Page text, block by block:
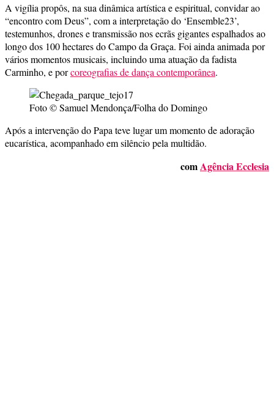
A vigília propôs, na sua dinâmica artística e espiritual, convidar ao
“encontro com Deus”, com a interpretação do ‘Ensemble23’,
testemunhos, drones e transmissão nos ecrãs gigantes espalhados ao
longo dos 100 hectares do Campo da Graça. Foi ainda animada por
vários momentos musicais, incluindo uma atuação da fadista
Carminho, e porcoreografias de dança contemporânea.
Foto © Samuel Mendonça/Folha do Domingo
Após a intervenção do Papa teve lugar um momento de adoração
eucarística, acompanhado em silêncio pela multidão.
comAgência Ecclesia